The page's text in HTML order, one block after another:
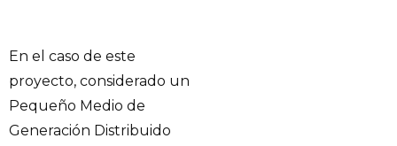
En el caso de este
proyecto, considerado un
Pequeño Medio de
Generación Distribuido